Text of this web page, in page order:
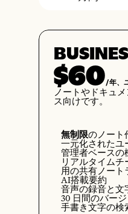
$60/年、
ノートやドキュ
ス向けです。
無制限のノート
一元化されたユ
管理者ベースの
リアルタイムチ
用の共有ノート
AI搭載要約
音声の録音と文
30 日間のバー
手書き文字の検